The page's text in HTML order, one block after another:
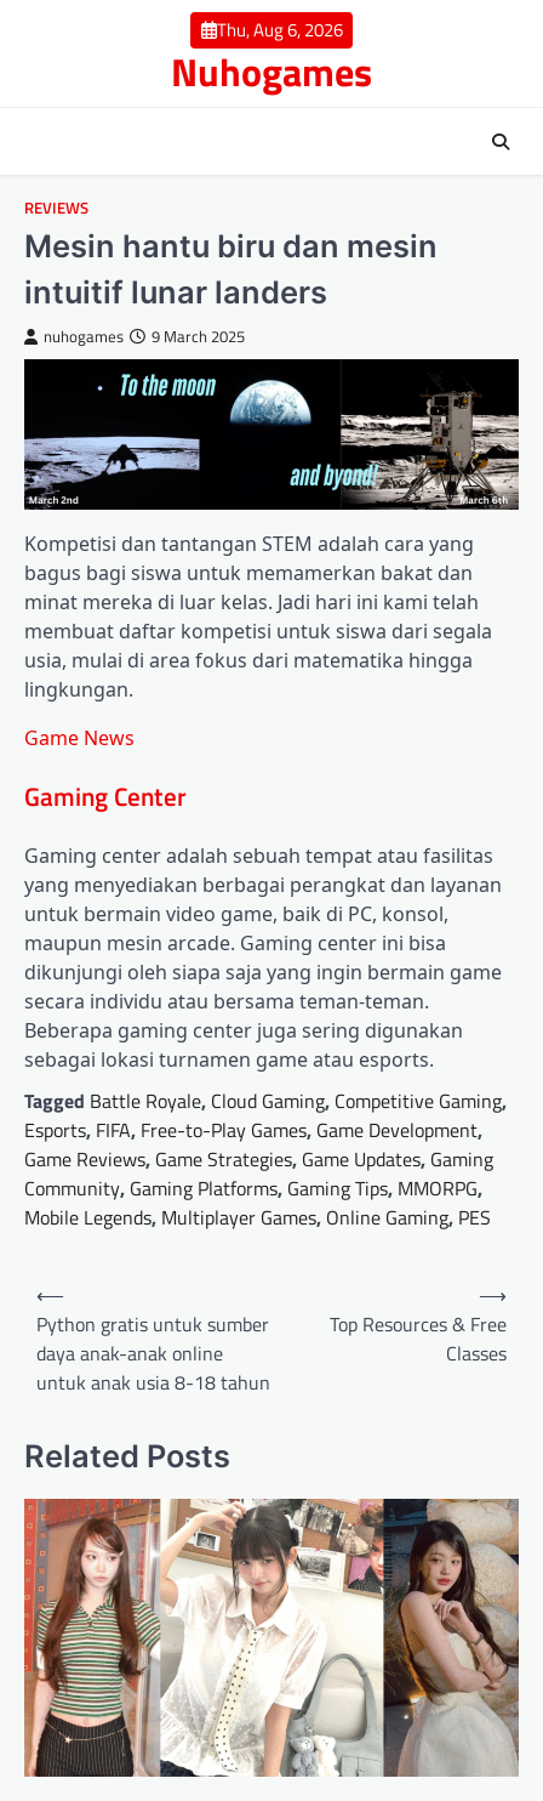
Thu, Aug 6, 2026
Nuhogames
REVIEWS
Mesin hantu biru dan mesin
intuitif lunar landers
nuhogames 9 March 2025
Kompetisi dan tantangan STEM adalah cara yang
bagus bagi siswa untuk memamerkan bakat dan
minat mereka di luar kelas. Jadi hari ini kami telah
membuat daftar kompetisi untuk siswa dari segala
usia, mulai di area fokus dari matematika hingga
lingkungan.
Game News
Gaming Center
Gaming center adalah sebuah tempat atau fasilitas
yang menyediakan berbagai perangkat dan layanan
untuk bermain video game, baik di PC, konsol,
maupun mesin arcade. Gaming center ini bisa
dikunjungi oleh siapa saja yang ingin bermain game
secara individu atau bersama teman-teman.
Beberapa gaming center juga sering digunakan
sebagai lokasi turnamen game atau esports.
Tagged Battle Royale, Cloud Gaming, Competitive Gaming,
Esports, FIFA, Free-to-Play Games, Game Development,
Game Reviews, Game Strategies, Game Updates, Gaming
Community, Gaming Platforms, Gaming Tips, MMORPG,
Mobile Legends, Multiplayer Games, Online Gaming, PES
Post
navigation
⟵
Python gratis untuk sumber
daya anak-anak online
untuk anak usia 8-18 tahun
Top Resources & Free
Classes
⟶
Related Posts